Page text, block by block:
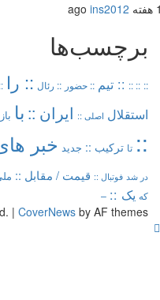
ins2012
برچسب‌ها
:: :: :: تیم :: حضور :: رئال :: را ::
استقلال اصلی :: ایران :: با بازار
تا ترکیب :: جدید خبر های
در شد فوتبال :: قیمت /مقابل :: ملی
یک :: –
|CoverNewsby AF themes.